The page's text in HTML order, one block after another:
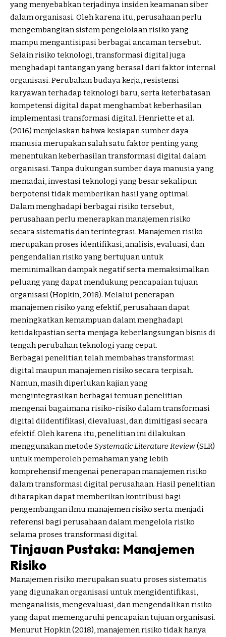
yang menyebabkan terjadinya insiden keamanan siber
dalam organisasi. Oleh karena itu, perusahaan perlu
mengembangkan sistem pengelolaan risiko yang
mampu mengantisipasi berbagai ancaman tersebut.
Selain risiko teknologi, transformasi digital juga
menghadapi tantangan yang berasal dari faktor internal
organisasi. Perubahan budaya kerja, resistensi
karyawan terhadap teknologi baru, serta keterbatasan
kompetensi digital dapat menghambat keberhasilan
implementasi transformasi digital. Henriette et al.
(2016) menjelaskan bahwa kesiapan sumber daya
manusia merupakan salah satu faktor penting yang
menentukan keberhasilan transformasi digital dalam
organisasi. Tanpa dukungan sumber daya manusia yang
memadai, investasi teknologi yang besar sekalipun
berpotensi tidak memberikan hasil yang optimal.
Dalam menghadapi berbagai risiko tersebut,
perusahaan perlu menerapkan manajemen risiko
secara sistematis dan terintegrasi. Manajemen risiko
merupakan proses identifikasi, analisis, evaluasi, dan
pengendalian risiko yang bertujuan untuk
meminimalkan dampak negatif serta memaksimalkan
peluang yang dapat mendukung pencapaian tujuan
organisasi (Hopkin, 2018). Melalui penerapan
manajemen risiko yang efektif, perusahaan dapat
meningkatkan kemampuan dalam menghadapi
ketidakpastian serta menjaga keberlangsungan bisnis di
tengah perubahan teknologi yang cepat.
Berbagai penelitian telah membahas transformasi
digital maupun manajemen risiko secara terpisah.
Namun, masih diperlukan kajian yang
mengintegrasikan berbagai temuan penelitian
mengenai bagaimana risiko-risiko dalam transformasi
digital diidentifikasi, dievaluasi, dan dimitigasi secara
efektif. Oleh karena itu, penelitian ini dilakukan
menggunakan metode Systematic Literature Review(SLR)
untuk memperoleh pemahaman yang lebih
komprehensif mengenai penerapan manajemen risiko
dalam transformasi digital perusahaan. Hasil penelitian
diharapkan dapat memberikan kontribusi bagi
pengembangan ilmu manajemen risiko serta menjadi
referensi bagi perusahaan dalam mengelola risiko
selama proses transformasi digital.
Tinjauan Pustaka: Manajemen
Risiko
Manajemen risiko merupakan suatu proses sistematis
yang digunakan organisasi untuk mengidentifikasi,
menganalisis, mengevaluasi, dan mengendalikan risiko
yang dapat memengaruhi pencapaian tujuan organisasi.
Menurut Hopkin (2018), manajemen risiko tidak hanya